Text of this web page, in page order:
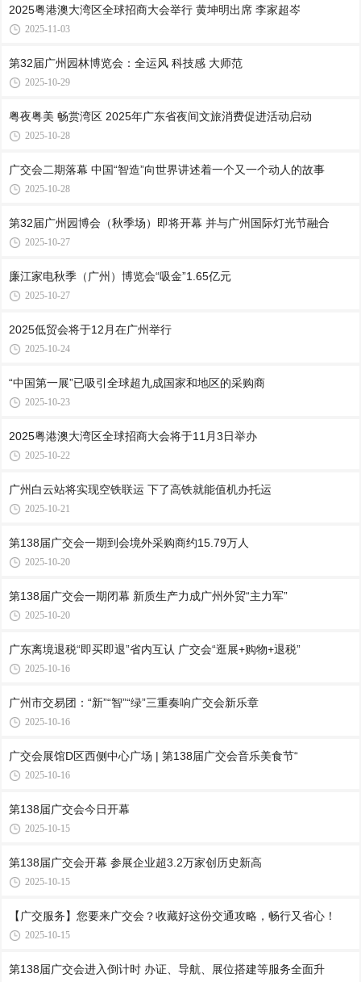
2025粤港澳大湾区全球招商大会举行 黄坤明出席 李家超岑
2025-11-03
第32届广州园林博览会：全运风 科技感 大师范
2025-10-29
粤夜粤美 畅赏湾区 2025年广东省夜间文旅消费促进活动启动
2025-10-28
广交会二期落幕 中国“智造”向世界讲述着一个又一个动人的故事
2025-10-28
第32届广州园博会（秋季场）即将开幕 并与广州国际灯光节融合
2025-10-27
廉江家电秋季（广州）博览会“吸金”1.65亿元
2025-10-27
2025低贸会将于12月在广州举行
2025-10-24
“中国第一展”已吸引全球超九成国家和地区的采购商
2025-10-23
2025粤港澳大湾区全球招商大会将于11月3日举办
2025-10-22
广州白云站将实现空铁联运 下了高铁就能值机办托运
2025-10-21
第138届广交会一期到会境外采购商约15.79万人
2025-10-20
第138届广交会一期闭幕 新质生产力成广州外贸“主力军”
2025-10-20
广东离境退税“即买即退”省内互认 广交会“逛展+购物+退税”
2025-10-16
广州市交易团：“新”“智”“绿”三重奏响广交会新乐章
2025-10-16
广交会展馆D区西侧中心广场 | 第138届广交会音乐美食节“
2025-10-16
第138届广交会今日开幕
2025-10-15
第138届广交会开幕 参展企业超3.2万家创历史新高
2025-10-15
【广交服务】您要来广交会？收藏好这份交通攻略，畅行又省心！
2025-10-15
第138届广交会进入倒计时 办证、导航、展位搭建等服务全面升